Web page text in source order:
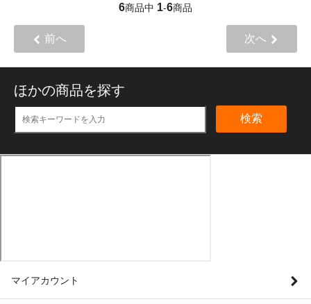
6商品中 1-6商品
前へ 次へ
ほかの商品を探す
検索
マイアカウント